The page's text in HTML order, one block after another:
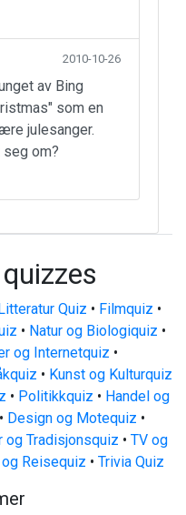
2010-10-26
av Bing
som en
julesanger.
om?
Quiz • Filmquiz •
• Natur og Biologiquiz •
og Internetquiz •
• Kunst og Kulturquiz
• Politikkquiz • Handel og
• Design og Motequiz •
og Tradisjonsquiz • TV og
Reisequiz • Trivia Quiz